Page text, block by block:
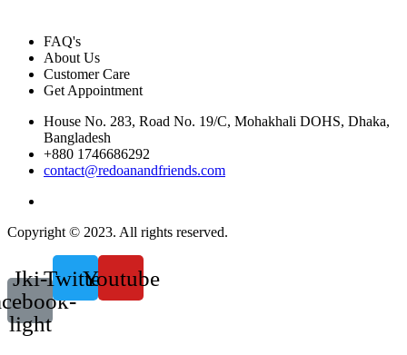
FAQ's
About Us
Customer Care
Get Appointment
House No. 283, Road No. 19/C, Mohakhali DOHS, Dhaka,
Bangladesh
+880 1746686292
contact@redoanandfriends.com
Copyright © 2023. All rights reserved.
Jki-
light
TwitterYoutube